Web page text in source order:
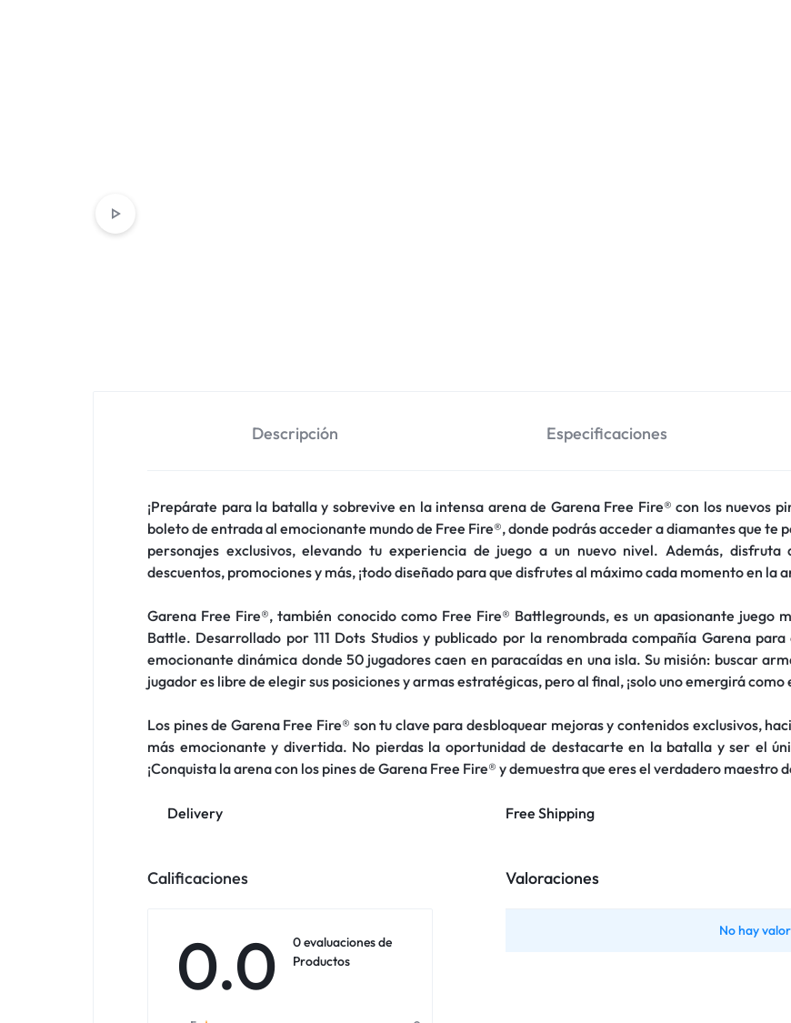
Descripción Especificaciones
¡Prepárate para la batalla y sobrevive en la intensa arena de Garena Free Fire® con los nuevos
boleto de entrada al emocionante mundo de Free Fire®, donde podrás acceder a diamantes que te
personajes exclusivos, elevando tu experiencia de juego a un nuevo nivel. Además,
descuentos, promociones y más, ¡todo diseñado para que disfrutes al máximo cada momento en la
Garena Free Fire®, también conocido como Free Fire® Battlegrounds, es un apasionante juego
Battle. Desarrollado por 111 Dots Studios y publicado por la renombrada compañía Garena
emocionante dinámica donde 50 jugadores caen en paracaídas en una isla. Su misión: buscar
jugador es libre de elegir sus posiciones y armas estratégicas, pero al final, ¡solo uno emergirá
Los pines de Garena Free Fire® son tu clave para desbloquear mejoras y contenidos exclusivos,
más emocionante y divertida. No pierdas la oportunidad de destacarte en la batalla y ser el
¡Conquista la arena con los pines de Garena Free Fire® y demuestra que eres el verdadero maestro
Delivery Free Shipping
Calificaciones
0.0
0 evaluaciones de
Productos
Valoraciones
No hay